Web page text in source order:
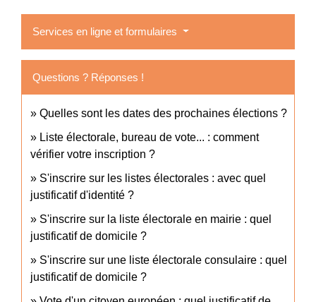
Services en ligne et formulaires
Questions ? Réponses !
Quelles sont les dates des prochaines élections ?
Liste électorale, bureau de vote... : comment
vérifier votre inscription ?
S'inscrire sur les listes électorales : avec quel
justificatif d'identité ?
S'inscrire sur la liste électorale en mairie : quel
justificatif de domicile ?
S'inscrire sur une liste électorale consulaire : quel
justificatif de domicile ?